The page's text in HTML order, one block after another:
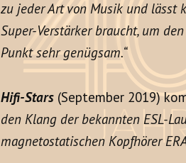
zu jeder Art von Musik und lässt
Super-Verstärker braucht, um
Punkt sehr genügsam.“
Hifi-Stars (September 2019)
den Klang der bekannten ESL-
magnetostatischen Kopfhörer